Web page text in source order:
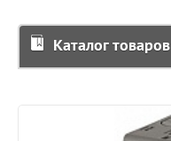
Каталог товаров